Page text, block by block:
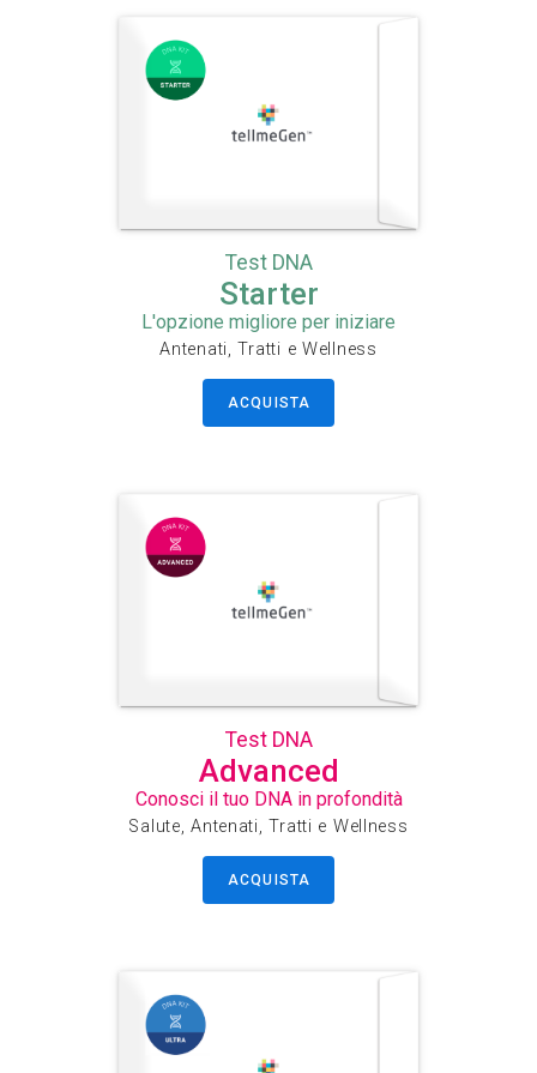
Test DNA
Starter
L'opzione migliore per iniziare
Antenati, Tratti e Wellness
ACQUISTA
Test DNA
Advanced
Conosci il tuo DNA in profondità
Salute, Antenati, Tratti e Wellness
ACQUISTA